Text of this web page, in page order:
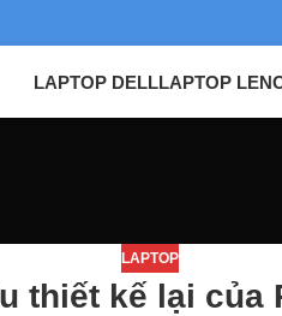
LAPTOP DELLLAPTOP
LAPTOP
thiết kế lại của